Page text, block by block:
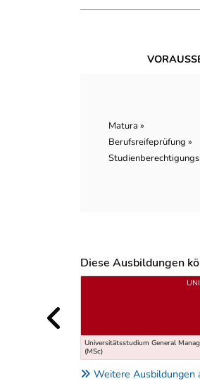
Matura »
Berufsreifeprüfung »
Diese Ausbildungen
Uber weitere
Universitätsstudium General
(MSc)
Weitere Ausbildungen